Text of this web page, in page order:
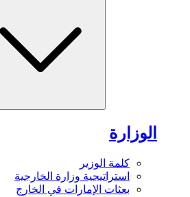
الوزارة
كلمة الوزير
استراتيجية وزارة الخارجية
بعثات الإمارات في الخارج